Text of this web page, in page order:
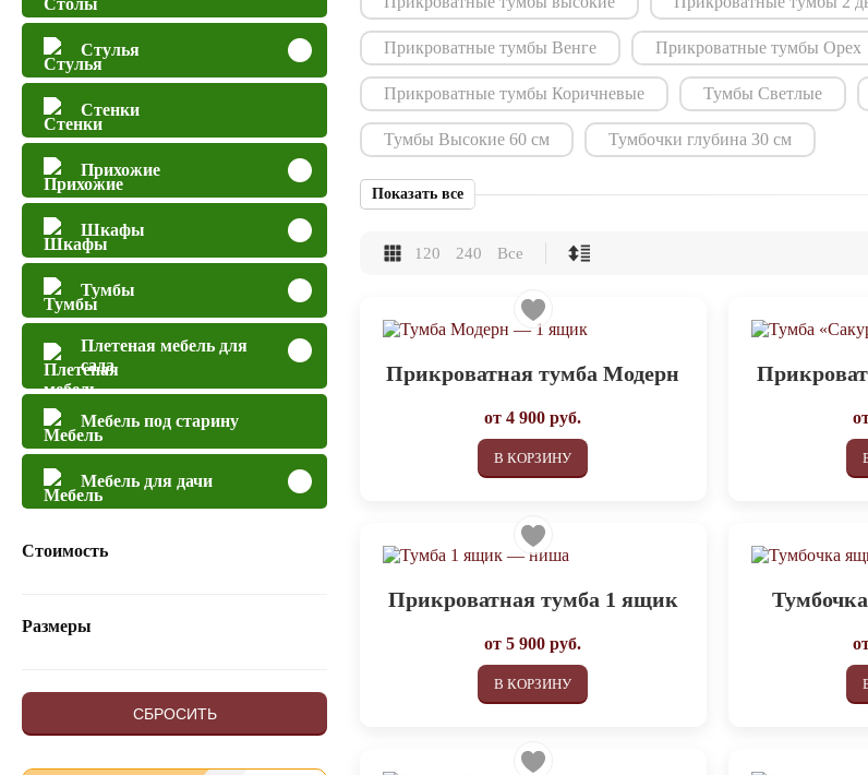
Стулья
Стенки
Прихожие
Шкафы
Тумбы
Плетеная мебель для
сада
Мебель под старину
Мебель для дачи
Стоимость
Размеры
СБРОСИТЬ
Прикроватные тумбы Венге Прикроватные тумбы Орех
Прикроватные тумбы Коричневые Тумбы Светлые
Тумбы Высокие 60 см Тумбочки глубина 30 см
Показать все
120 240 Все
Прикроватная тумба Модерн
от4 900 руб.
В КОРЗИНУ
Прикроватная тумба 1 ящик
от5 900 руб.
В КОРЗИНУ